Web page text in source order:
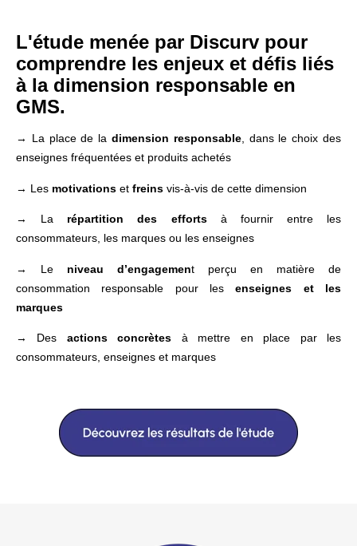
L'étude menée par Discurv pour
comprendre les enjeux et défis liés
à la dimension responsable en
GMS.
→ La place de la dimension responsable, dans le choix des
enseignes fréquentées et produits achetés
→ Les motivations et freins vis-à-vis de cette dimension
→ La répartition des effortsà fournir entre les
consommateurs, les marques ou les enseignes
→ Le niveau d’engagement perçu en matière de
consommation responsable pour lesenseignes et les
marques
→ Des actions concrètes à mettre en place par les
consommateurs, enseignes et marques